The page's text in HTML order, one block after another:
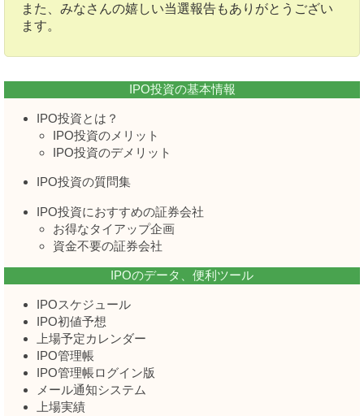
また、みなさんの嬉しい当選報告もありがとうござい
ます。
IPO投資の基本情報
IPO投資とは？
IPO投資のメリット
IPO投資のデメリット
IPO投資の質問集
IPO投資におすすめの証券会社
お得なタイアップ企画
資金不要の証券会社
IPOのデータ、便利ツール
IPOスケジュール
IPO初値予想
上場予定カレンダー
IPO管理帳
IPO管理帳ログイン版
メール通知システム
上場実績